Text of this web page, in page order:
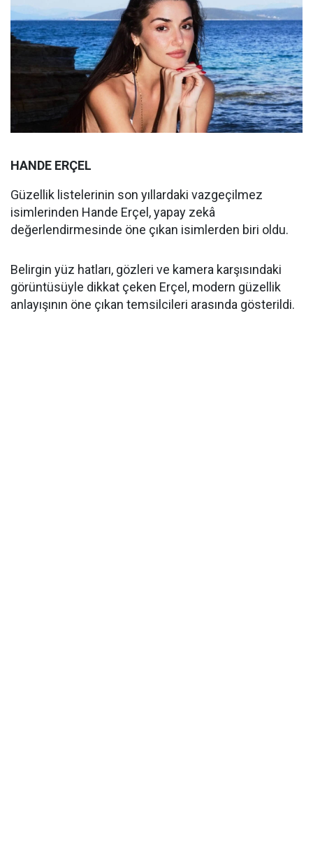
HANDE ERÇEL
Güzellik listelerinin son yıllardaki vazgeçilmez
isimlerinden Hande Erçel, yapay zekâ
değerlendirmesinde öne çıkan isimlerden biri oldu.
Belirgin yüz hatları, gözleri ve kamera karşısındaki
görüntüsüyle dikkat çeken Erçel, modern güzellik
anlayışının öne çıkan temsilcileri arasında gösterildi.